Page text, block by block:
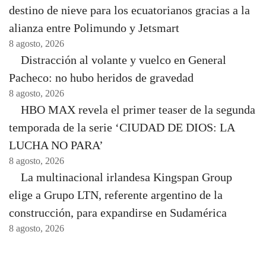
destino de nieve para los ecuatorianos gracias a la
alianza entre Polimundo y Jetsmart
8 agosto, 2026
Distracción al volante y vuelco en General
Pacheco: no hubo heridos de gravedad
8 agosto, 2026
HBO MAX revela el primer teaser de la segunda
temporada de la serie ‘CIUDAD DE DIOS: LA
LUCHA NO PARA’
8 agosto, 2026
La multinacional irlandesa Kingspan Group
elige a Grupo LTN, referente argentino de la
construcción, para expandirse en Sudamérica
8 agosto, 2026